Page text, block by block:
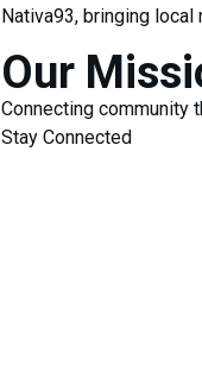
Nativa93, bringing
Our
Connecting community
Stay Connected